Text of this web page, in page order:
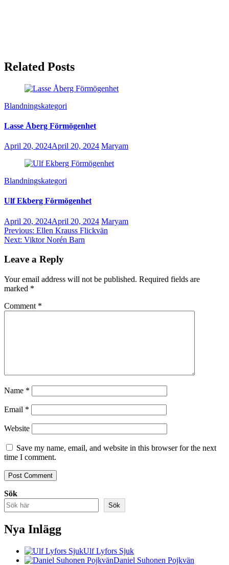
Related Posts
Blandningskategori
Lasse Åberg Förmögenhet
April 20, 2024April 20, 2024 Maryam
Blandningskategori
Ulf Ekberg Förmögenhet
April 20, 2024April 20, 2024 Maryam
Post
navigation
Previous: Ellen Krauss Flickvän
Next: Viktor Norén Barn
Leave a Reply
Your email address will not be published. Required fields are
marked *
Comment *
Name *
Email *
Website
Save my name, email, and website in this browser for the next
time I comment.
Sök
Sök
Nya Inlägg
Ulf Lyfors Sjuk
Daniel Suhonen Pojkvän